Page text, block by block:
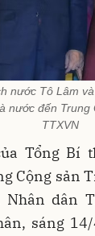
nước Tô Lâm
nước đến Trung
TTXVN
Tổng Bí
Cộng sản
Nhân dân
sáng